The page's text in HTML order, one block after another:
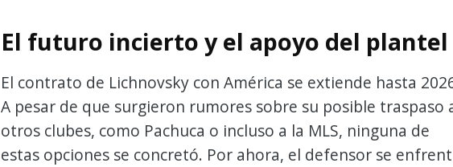
El futuro incierto y el apoyo del plantel
El contrato de Lichnovsky con América se extiende hasta
A pesar de que surgieron rumores sobre su posible traspaso
otros clubes, como Pachuca o incluso a la MLS, ninguna de
estas opciones se concretó. Por ahora, el defensor se